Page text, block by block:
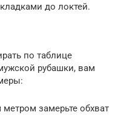
до локтей.
по таблице
рубашки, вам
замерьте обхват